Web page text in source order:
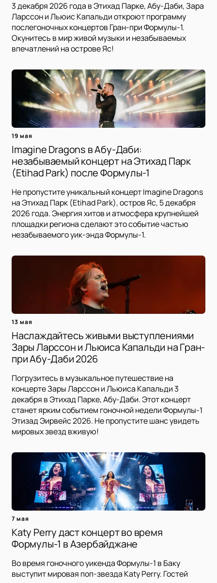
3 декабря 2026 года в Этихад Парке, Абу-Даби, Зара
Ларссон и Льюис Капальди откроют программу
послегоночных концертов Гран-при Формулы-1.
Окунитесь в мир живой музыки и незабываемых
впечатлений на острове Яс!
19 мая
Imagine Dragons в Абу-Даби:
незабываемый концерт на Этихад Парк
(Etihad Park) после Формулы-1
Не пропустите уникальный концерт Imagine Dragons
на Этихад Парк (Etihad Park), остров Яс, 5 декабря
2026 года. Энергия хитов и атмосфера крупнейшей
площадки региона сделают это событие частью
незабываемого уик-энда Формулы-1.
13 мая
Наслаждайтесь живыми выступлениями
Зары Ларссон и Льюиса Капальди на Гран-
при Абу-Даби 2026
Погрузитесь в музыкальное путешествие на
концерте Зары Ларссон и Льюиса Капальди 3
декабря в Этихад Парке, Абу-Даби. Этот концерт
станет ярким событием гоночной недели Формулы-1
Этизад Эирвейс 2026. Не пропустите шанс увидеть
мировых звезд вживую!
7 мая
Katy Perry даст концерт во время
Формулы-1 в Азербайджане
Во время гоночного уикенда Формулы-1 в Баку
выступит мировая поп-звезда Katy Perry. Гостей